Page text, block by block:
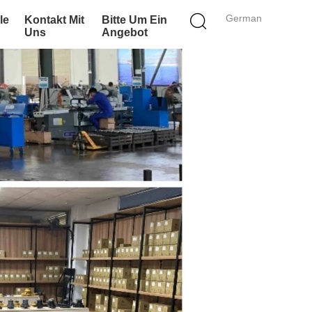
German
Kontakt Mit
Uns
Bitte Um Ein
Angebot